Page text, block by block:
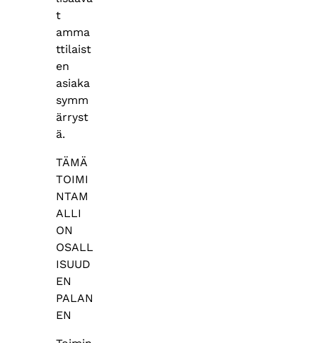
t
amma
ttilaist
en
asiaka
symm
ärryst
ä.
TÄMÄ
TOIMI
NTAM
ALLI
ON
OSALL
ISUUD
EN
PALAN
EN